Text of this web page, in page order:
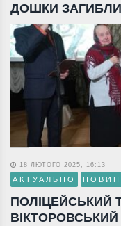
ДОШКИ
18 ЛЮТОГО 2025, 16:13
АКТУАЛЬНО
ПОЛІЦЕЙСЬКИЙ